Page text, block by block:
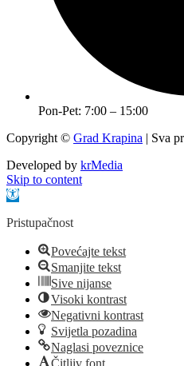
Pon-Pet: 7:00 – 15:00
Copyright © Grad Krapina | Sva
Developed by krMedia
Skip to content
Open toolbar
Pristupačnost
Povećajte tekst
Smanjite tekst
Sive nijanse
Visoki kontrast
Negativni kontrast
Svijetla pozadina
Naglasi poveznice
Čitljiv font